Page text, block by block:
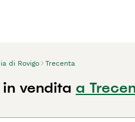
di Rovigo Trecenta
vendita a